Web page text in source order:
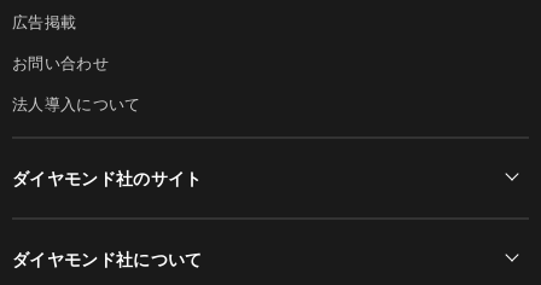
広告掲載
お問い合わせ
法人導入について
ダイヤモンド社のサイト
ダイヤモンド社について